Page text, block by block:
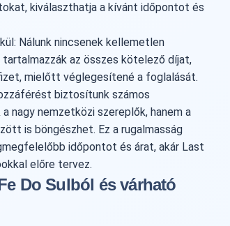
kiválaszthatja a kívánt időpontot és
Nálunk nincsenek kellemetlen
az összes kötelező díjat,
mielőtt véglegesítené a foglalását.
biztosítunk számos
nagy nemzetközi szereplők, hanem a
is böngészhet. Ez a rugalmasság
időpontot és árat, akár Last
előre tervez.
Do Sulból és várható